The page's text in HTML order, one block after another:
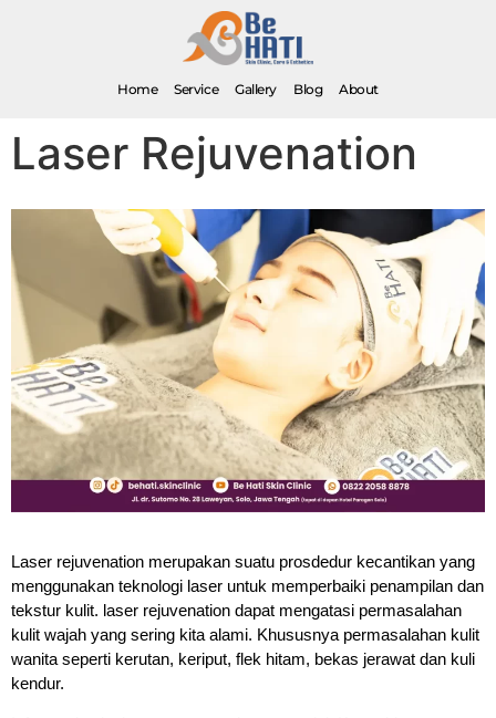
Home Service Gallery Blog About
Laser Rejuvenation
Laser rejuvenation merupakan suatu prosdedur kecantikan yang
menggunakan teknologi laser untuk memperbaiki penampilan dan
tekstur kulit. laser rejuvenation dapat mengatasi permasalahan
kulit wajah yang sering kita alami. Khususnya permasalahan kulit
wanita seperti kerutan, keriput, flek hitam, bekas jerawat dan kuli
kendur.